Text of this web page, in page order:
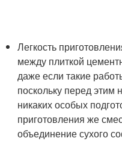
Легкость
между плиткой
даже если такие
поскольку перед этим
никаких особых
приготовления же
объединение сухого